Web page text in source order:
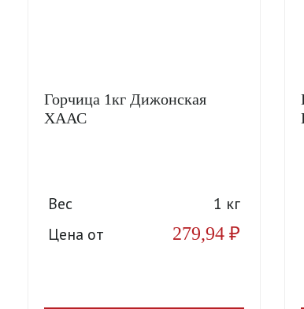
Горчица 1кг Дижонская
ХААС
Вес
1 кг
Цена от
279,94 ₽